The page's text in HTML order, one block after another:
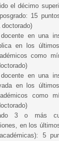
el décimo
15
doctorado)
en una
en los
como
en una
en los
como
3 o más
en los
5